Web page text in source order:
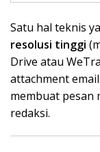
Satu hal teknis
resolusi tinggi
Drive atau
attachment
membuat pesan
redaksi.